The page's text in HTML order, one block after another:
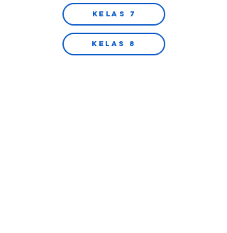
Kelas 7
Kelas 8